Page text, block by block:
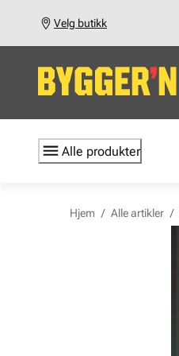
Velg butikk
Alle produkter
Hjem / Alle artikler /